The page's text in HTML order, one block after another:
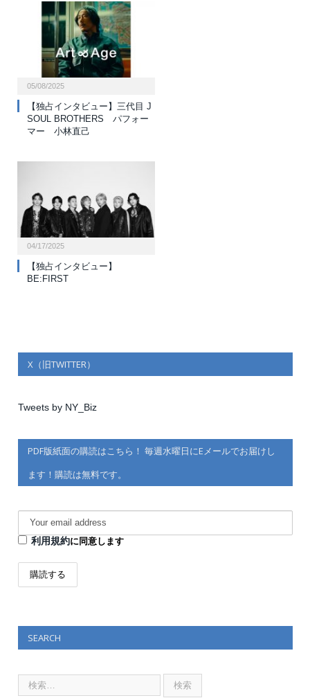
05/08/2025
【独占インタビュー】三代目 J
SOUL BROTHERS パフォー
マー 小林直己
04/17/2025
【独占インタビュー】
BE:FIRST
X（旧TWITTER）
Tweets by NY_Biz
PDF版紙面の購読はこちら！ 毎週水曜日にEメールでお届けし
ます！購読は無料です。
利用規約に同意します
SEARCH